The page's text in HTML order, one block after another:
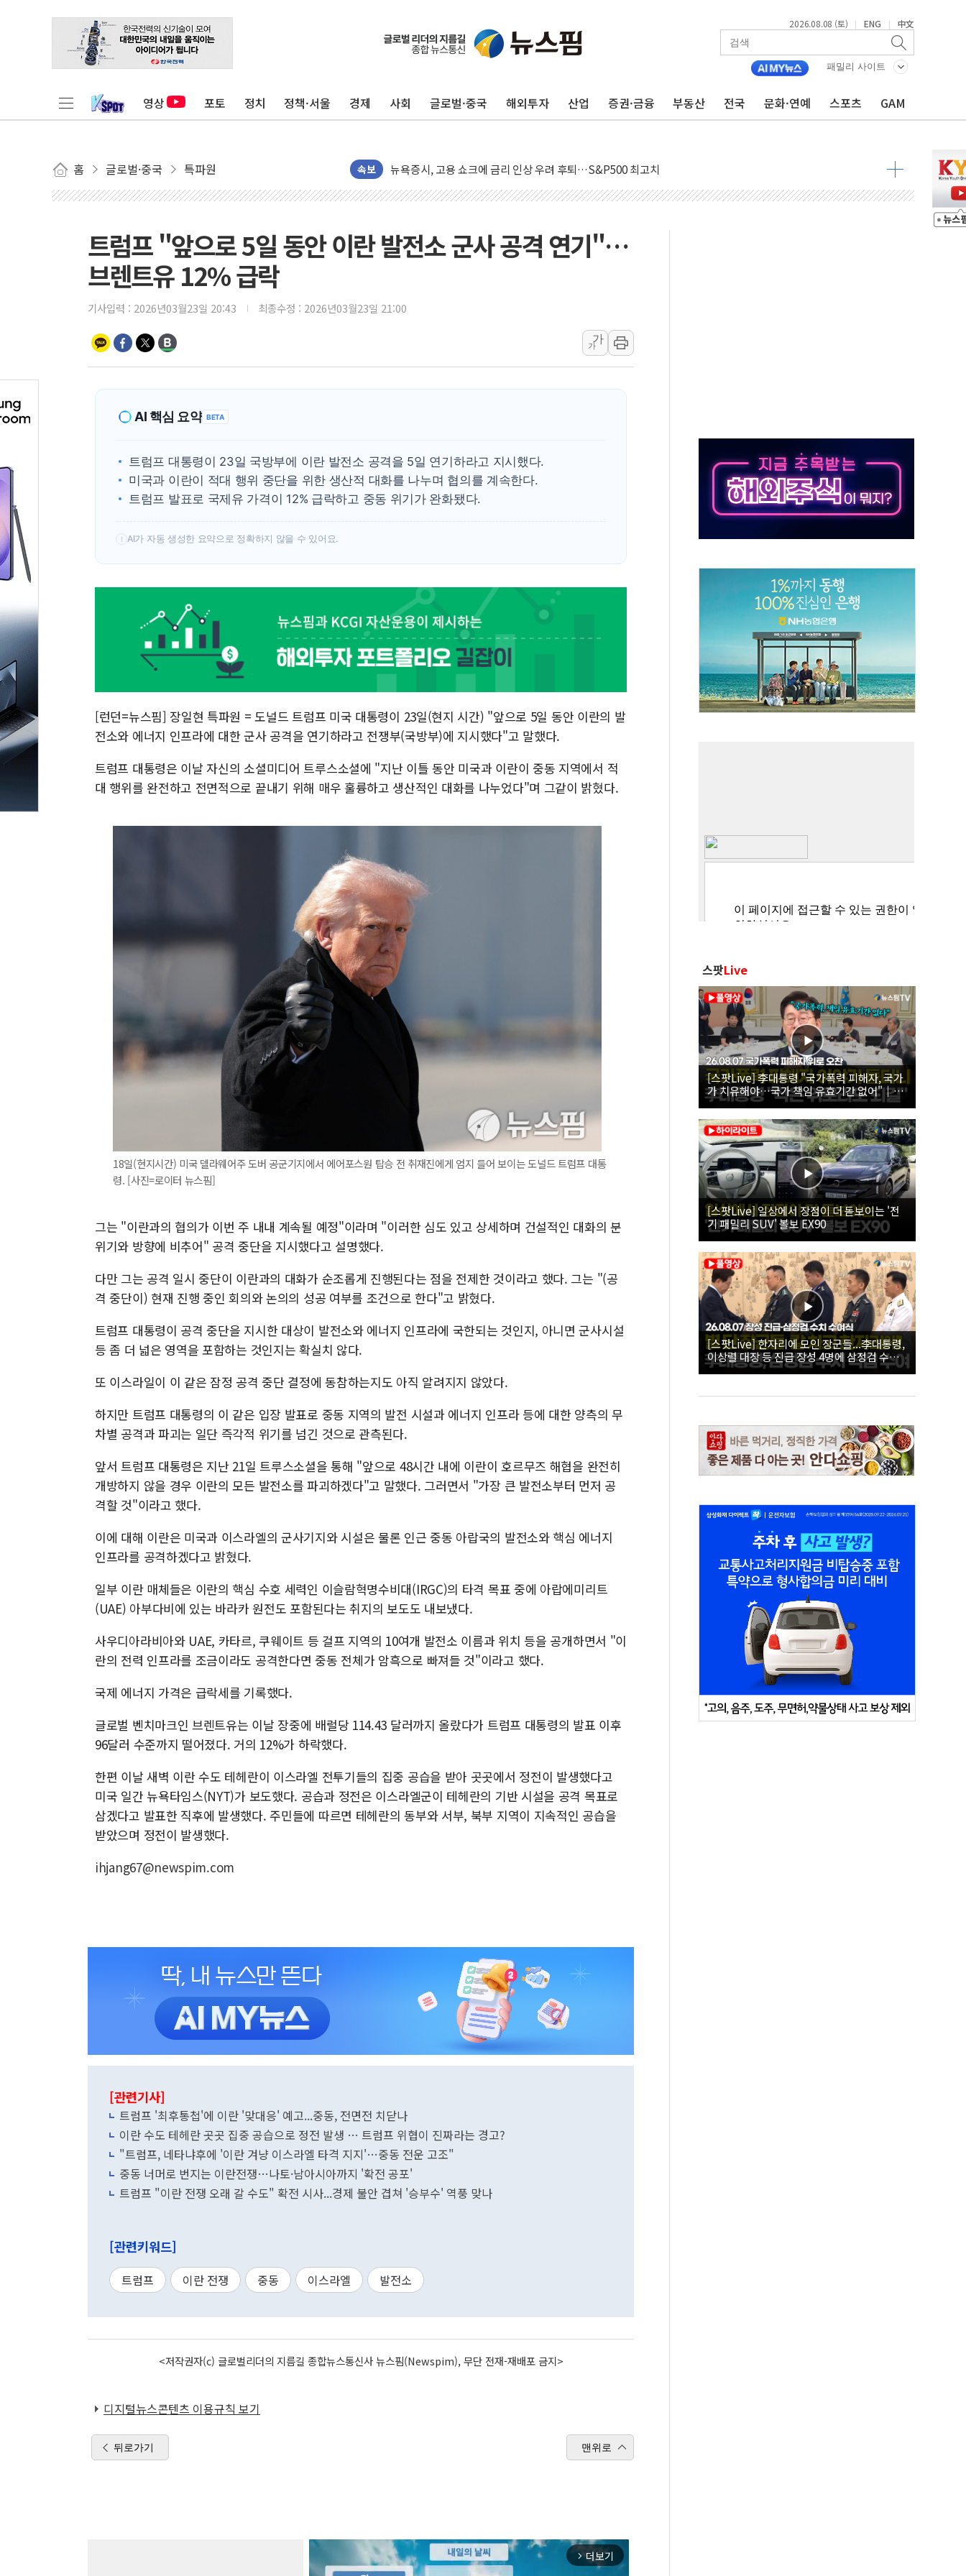
2026.08.08 (토) | ENG | 中文
패밀리 사이트
영상 포토 정치 정책·서울 경제 사회 글로벌·중국 해외투자 산업 증권·금융 부동산 전국 문화·연예 스포츠 GAM
홈 글로벌·중국 특파원 속보
민주, 오늘 제주·인천 경선 결과 발표...'김민석 재역전 vs 정청래 격차 확대'
한상협, 업계 개인정보 보안 새판 짠다…'자율규제단체' 타진
트럼프, 쿡 연준 이사 해임 재추진…"26일까지 의혹 소명" 요구
유럽증시, 美 고용 예상 밖 부진에 연준 금리 인상 가능성 낮아지며 상승… STOXX 600 지수는 나흘 연속 최고치
[종합] 이슬람 수니파 3국, '공동방위협정' 체결… 이스라엘·이란 위협에 맞설 자체 억지력 강화
트럼프, 백신·자폐증 행정명령 검토…"이르면 다음 주"
[AI MY 뉴스] 뉴욕 반도체주 프리뷰...美 고용 쇼크에 반도체주 '활짝'
뉴욕증시 프리뷰, 美 고용 쇼크에 금리 인상 우려 후퇴…나스닥 선물 1%대 상승
트럼프 "금리 내려야"…파월 때와 달리 워시엔 톤 낮춰
특정 정치인 측근 포항시 정책특보 내정설...포항시 '시끌'
李 "해남 태양광, 대한민국 다음 100년 밑거름…수도권 집중 완화 전환점"
트럼프 "앞으로 5일 동안 이란 발전소 군사 공격 연기"…
브렌트유 12% 급락
기사입력 : 2026년03월23일 20:43 최종수정 : 2026년03월23일 21:00
가
가
AI 핵심 요약 BETA
트럼프 대통령이 23일 국방부에 이란 발전소 공격을 5일 연기하라고 지시했다.
미국과 이란이 적대 행위 중단을 위한 생산적 대화를 나누며 협의를 계속한다.
트럼프 발표로 국제유 가격이 12% 급락하고 중동 위기가 완화됐다.
! AI가 자동 생성한 요약으로 정확하지 않을 수 있어요.
[런던=뉴스핌] 장일현 특파원 = 도널드 트럼프 미국 대통령이 23일(현지 시간) "앞으로 5일 동안 이란의 발
전소와 에너지 인프라에 대한 군사 공격을 연기하라고 전쟁부(국방부)에 지시했다"고 말했다.
트럼프 대통령은 이날 자신의 소셜미디어 트루스소셜에 "지난 이틀 동안 미국과 이란이 중동 지역에서 적
대 행위를 완전하고 전면적으로 끝내기 위해 매우 훌륭하고 생산적인 대화를 나누었다"며 그같이 밝혔다.
18일(현지시간) 미국 델라웨어주 도버 공군기지에서 에어포스원 탑승 전 취재진에게 엄지 들어 보이는 도널드 트럼프 대통
령. [사진=로이터 뉴스핌]
그는 "이란과의 협의가 이번 주 내내 계속될 예정"이라며 "이러한 심도 있고 상세하며 건설적인 대화의 분
위기와 방향에 비추어" 공격 중단을 지시했다고 설명했다.
다만 그는 공격 일시 중단이 이란과의 대화가 순조롭게 진행된다는 점을 전제한 것이라고 했다. 그는 "(공
격 중단이) 현재 진행 중인 회의와 논의의 성공 여부를 조건으로 한다"고 밝혔다.
트럼프 대통령이 공격 중단을 지시한 대상이 발전소와 에너지 인프라에 국한되는 것인지, 아니면 군사시설
등 좀 더 넓은 영역을 포함하는 것인지는 확실치 않다.
또 이스라일이 이 같은 잠정 공격 중단 결정에 동참하는지도 아직 알려지지 않았다.
하지만 트럼프 대통령의 이 같은 입장 발표로 중동 지역의 발전 시설과 에너지 인프라 등에 대한 양측의 무
차별 공격과 파괴는 일단 즉각적 위기를 넘긴 것으로 관측된다.
앞서 트럼프 대통령은 지난 21일 트루스소셜을 통해 "앞으로 48시간 내에 이란이 호르무즈 해협을 완전히
개방하지 않을 경우 이란의 모든 발전소를 파괴하겠다"고 말했다. 그러면서 "가장 큰 발전소부터 먼저 공
격할 것"이라고 했다.
이에 대해 이란은 미국과 이스라엘의 군사기지와 시설은 물론 인근 중동 아랍국의 발전소와 핵심 에너지
인프라를 공격하겠다고 밝혔다.
일부 이란 매체들은 이란의 핵심 수호 세력인 이슬람혁명수비대(IRGC)의 타격 목표 중에 아랍에미리트
(UAE) 아부다비에 있는 바라카 원전도 포함된다는 취지의 보도도 내보냈다.
사우디아라비아와 UAE, 카타르, 쿠웨이트 등 걸프 지역의 10여개 발전소 이름과 위치 등을 공개하면서 "이
란의 전력 인프라를 조금이라도 공격한다면 중동 전체가 암흑으로 빠져들 것"이라고 했다.
국제 에너지 가격은 급락세를 기록했다.
글로벌 벤치마크인 브렌트유는 이날 장중에 배럴당 114.43 달러까지 올랐다가 트럼프 대통령의 발표 이후
96달러 수준까지 떨어졌다. 거의 12%가 하락했다.
한편 이날 새벽 이란 수도 테헤란이 이스라엘 전투기들의 집중 공습을 받아 곳곳에서 정전이 발생했다고
미국 일간 뉴욕타임스(NYT)가 보도했다. 공습과 정전은 이스라엘군이 테헤란의 기반 시설을 공격 목표로
삼겠다고 발표한 직후에 발생했다. 주민들에 따르면 테헤란의 동부와 서부, 북부 지역이 지속적인 공습을
받았으며 정전이 발생했다.
ihjang67@newspim.com
[관련기사]
트럼프 '최후통첩'에 이란 '맞대응' 예고...중동, 전면전 치닫나
이란 수도 테헤란 곳곳 집중 공습으로 정전 발생 … 트럼프 위협이 진짜라는 경고?
"트럼프, 네타냐후에 '이란 겨냥 이스라엘 타격 지지'…중동 전운 고조"
중동 너머로 번지는 이란전쟁…나토·남아시아까지 '확전 공포'
트럼프 "이란 전쟁 오래 갈 수도" 확전 시사...경제 불안 겹쳐 '승부수' 역풍 맞나
[관련키워드]
트럼프 이란 전쟁 중동 이스라엘 발전소
<저작권자(c) 글로벌리더의 지름길 종합뉴스통신사 뉴스핌(Newspim), 무단 전재-재배포 금지>
디지털뉴스콘텐츠 이용규칙 보기
뒤로가기 맨위로
arrow_forward_ios 더보기
스팟Live
[스팟Live] 李대통령 "국가폭력 피해자, 국가
가 치유해야…국가 책임 유효기간 없어"｜
26.08.07 국가폭력 피해자 위로 오찬
[스팟Live] 일상에서 장점이 더 돋보이는 '전
기 패밀리 SUV' 볼보 EX90
[스팟Live] 한자리에 모인 장군들...李대통령,
이상렬 대장 등 진급 장성 4명에 삼정검 수치
직접 수여｜26.08.07 장성 진급·삼정검 수치